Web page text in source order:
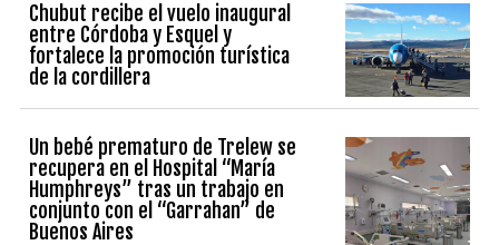
Chubut recibe el vuelo inaugural
entre Córdoba y Esquel y
fortalece la promoción turística
de la cordillera
Un bebé prematuro de Trelew se
recupera en el Hospital “María
Humphreys” tras un trabajo en
conjunto con el “Garrahan” de
Buenos Aires